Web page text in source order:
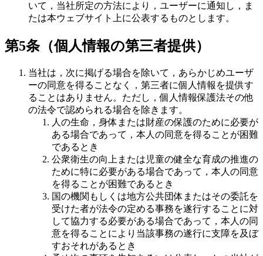
いて，当社所定の方法により，ユーザーに通知し，ま
たは本ウェブサイト上に公表するものとします。
第5条（個人情報の第三者提供）
当社は，次に掲げる場合を除いて，あらかじめユーザ
ーの同意を得ることなく，第三者に個人情報を提供す
ることはありません。ただし，個人情報保護法その他
の法令で認められる場合を除きます。
人の生命，身体または財産の保護のために必要が
ある場合であって，本人の同意を得ることが困難
であるとき
公衆衛生の向上または児童の健全な育成の推進の
ために特に必要がある場合であって，本人の同意
を得ることが困難であるとき
国の機関もしくは地方公共団体またはその委託を
受けた者が法令の定める事務を遂行することに対
して協力する必要がある場合であって，本人の同
意を得ることにより当該事務の遂行に支障を及ぼ
すおそれがあるとき